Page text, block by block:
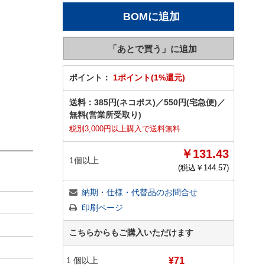
ポイント： 1ポイント(1%還元)
送料： 385円(ネコポス) ／550円(宅急便) ／
無料(営業所受取り)
税別3,000円以上購入で送料無料
1個以上 ￥131.43
(税込￥ 144.57)
納期・仕様・代替品のお問合せ
印刷ページ
こちらからもご購入いただけます
1 個以上 ¥71